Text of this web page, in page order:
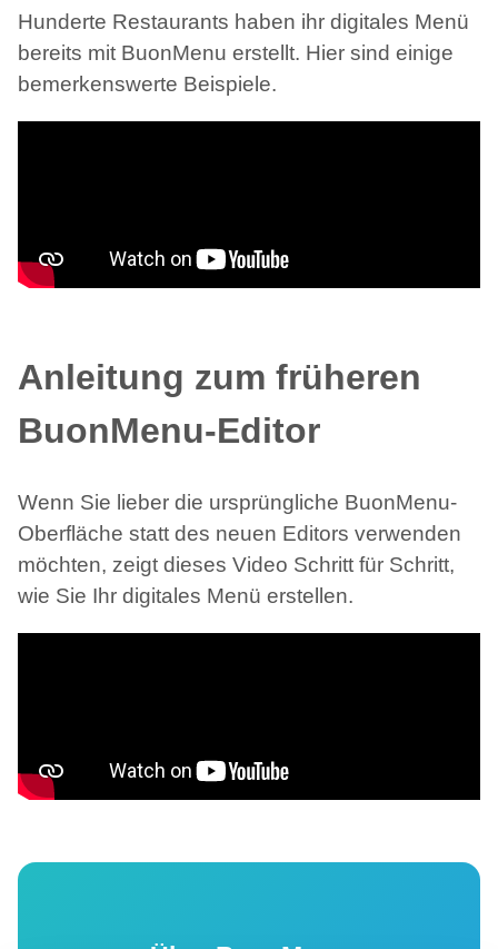
Hunderte Restaurants haben ihr digitales Menü
bereits mit BuonMenu erstellt. Hier sind einige
bemerkenswerte Beispiele.
Anleitung zum früheren
BuonMenu-Editor
Wenn Sie lieber die ursprüngliche BuonMenu-
Oberfläche statt des neuen Editors verwenden
möchten, zeigt dieses Video Schritt für Schritt,
wie Sie Ihr digitales Menü erstellen.